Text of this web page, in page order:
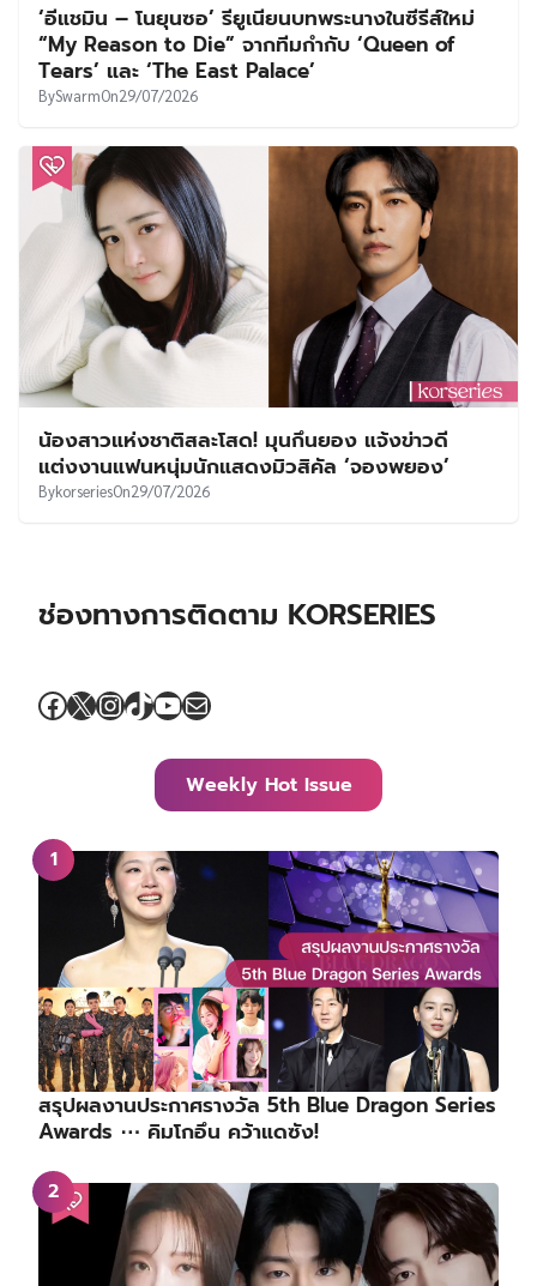
‘อีแชมิน – โนยุนซอ’ รียูเนียนบทพระนางในซีรีส์ใหม่
“My Reason to Die” จากทีมกำกับ ‘Queen of
Tears’ และ ‘The East Palace’
BySwarmOn29/07/2026
น้องสาวแห่งชาติสละโสด! มุนกึนยอง แจ้งข่าวดี
แต่งงานแฟนหนุ่มนักแสดงมิวสิคัล ‘จองพยอง’
BykorseriesOn29/07/2026
ช่องทางการติดตาม KORSERIES
Facebook
X Instagram
TikTok
YouTube
Mail
Weekly Hot Issue
สรุปผลงานประกาศรางวัล 5th Blue Dragon Series
Awards ⋯ คิมโกอึน คว้าแดซัง!